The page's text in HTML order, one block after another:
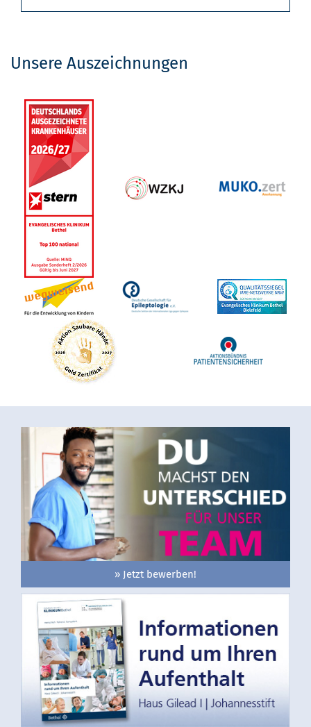
Unsere Auszeichnungen
» Jetzt bewerben!